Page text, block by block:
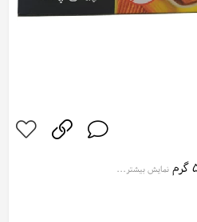
نمایش بیشتر...